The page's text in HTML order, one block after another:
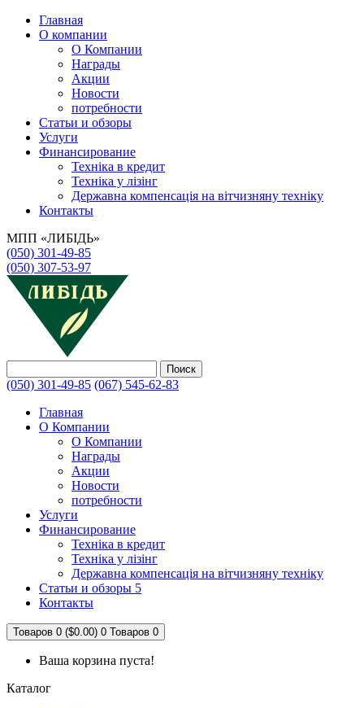
Главная
О компании
О Компании
Награды
Акции
Новости
потребности
Статьи и обзоры
Услуги
Финансирование
Техніка в кредит
Техніка у лізінг
Державна компенсація на вітчизняну техніку
Контакты
МПП «ЛИБІДЬ»
(050) 301-49-85
(050) 307-53-97
Поиск
(050) 301-49-85 (067) 545-62-83
Главная
О Компании
О Компании
Награды
Акции
Новости
потребности
Услуги
Финансирование
Техніка в кредит
Техніка у лізінг
Державна компенсація на вітчизняну техніку
Статьи и обзоры 5
Контакты
Товаров 0 ($0.00) 0 Товаров 0
Ваша корзина пуста!
Каталог